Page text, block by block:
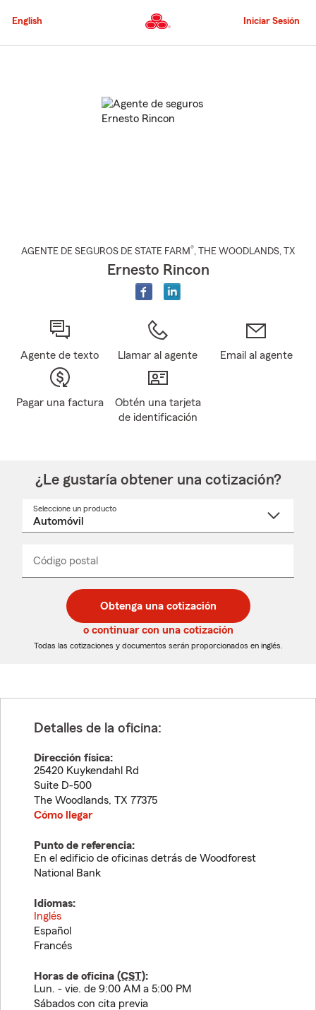
al
principal
English Iniciar Sesión
AGENTE DE SEGUROS DE STATE FARM®, THE WOODLANDS, TX
Ernesto Rincon
Agente de texto Llamar al agente Email al agente
Pagar una factura
Obtén una tarjeta
de identificación
¿Le gustaría obtener una cotización?
Seleccione un producto
desplegable
Código postal
de
5
dígitos
de
5
dígitos
_____
Obtenga una cotización
o continuar con una cotización
Todas las cotizaciones y documentos serán proporcionados en inglés.
Detalles de la oficina:
Dirección física:
25420 Kuykendahl Rd
Suite D-500
The Woodlands, TX 77375
Cómo llegar
Punto de referencia:
En el edificio de oficinas detrás de Woodforest
National Bank
Idiomas:
Inglés
Español
Francés
Horas de oficina (CST):
Lun. - vie. de 9:00 AM a 5:00 PM
Sábados con cita previa